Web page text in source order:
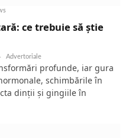
ce trebuie să știe
Advertoriale
profunde, iar gura
schimbările în
dinții și gingiile în